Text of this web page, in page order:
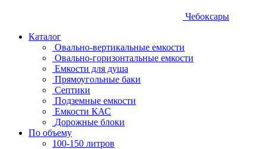
Чебоксары
Каталог
Овально-вертикальные емкости
Овально-горизонтальные емкости
Емкости для душа
Прямоугольные баки
Септики
Подземные емкости
Емкости КАС
Дорожные блоки
По объему
100-150 литров